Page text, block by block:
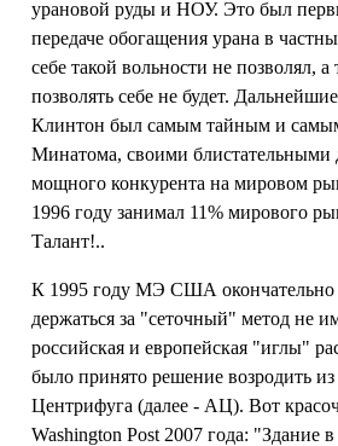
урановой руды и НОУ. Это был
передаче обогащения урана в
себе такой вольности не позволял,
позволять себе не будет.
Клинтон был самым тайным и
Минатома, своими блистательными
мощного конкурента на мировом
1996 году занимал 11% мирового
Талант!..
К 1995 году МЭ США окончательно
держаться за "сеточный" метод не
российская и европейская "иглы"
было принято решение возродить
Центрифуга (далее - АЦ). Вот
Washington Post 2007 года: "Здание